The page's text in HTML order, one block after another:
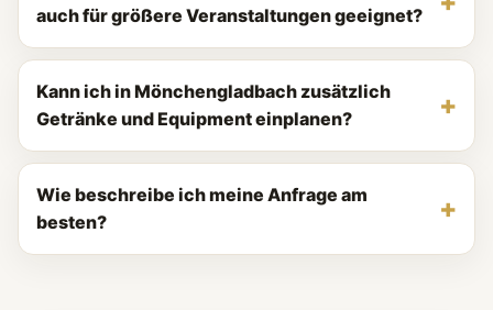
auch für größere Veranstaltungen geeignet?
Kann ich in Mönchengladbach zusätzlich
Getränke und Equipment einplanen?
Wie beschreibe ich meine Anfrage am
besten?